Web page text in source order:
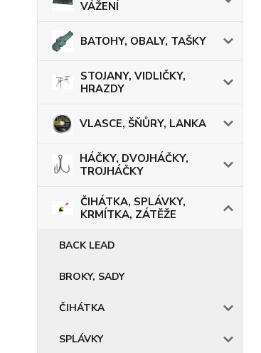
VÁŽENÍ
BATOHY, OBALY, TAŠKY
STOJANY, VIDLIČKY,
HRAZDY
VLASCE, ŠŇŮRY, LANKA
HÁČKY, DVOJHÁČKY,
TROJHÁČKY
ČIHÁTKA, SPLÁVKY,
KRMÍTKA, ZÁTĚŽE
BACK LEAD
BROKY, SADY
ČIHÁTKA
SPLÁVKY